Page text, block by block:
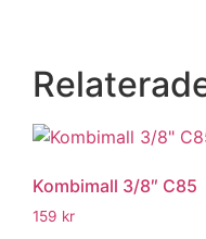
Kombimall 3/8″ C85
159 kr